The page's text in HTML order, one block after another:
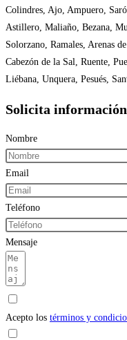
Colindres, Ajo, Ampuero,
Astillero, Maliaño, Bezana,
Solorzano, Ramales, Arenas
Cabezón de la Sal, Ruente,
Liébana, Unquera, Pesués,
Solicita información
Nombre
Email
Teléfono
Mensaje
Acepto los términos y